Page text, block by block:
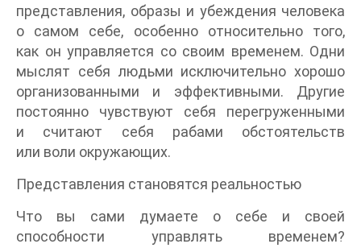
представления, образы и убеждения человека
о самом себе, особенно относительно того,
как он управляется со своим временем. Одни
мыслят себя людьми исключительно хорошо
организованными и эффективными. Другие
постоянно чувствуют себя перегруженными
и считают себя рабами обстоятельств
или воли окружающих.
Представления становятся реальностью
Что вы сами думаете о себе и своей
способности управлять временем?